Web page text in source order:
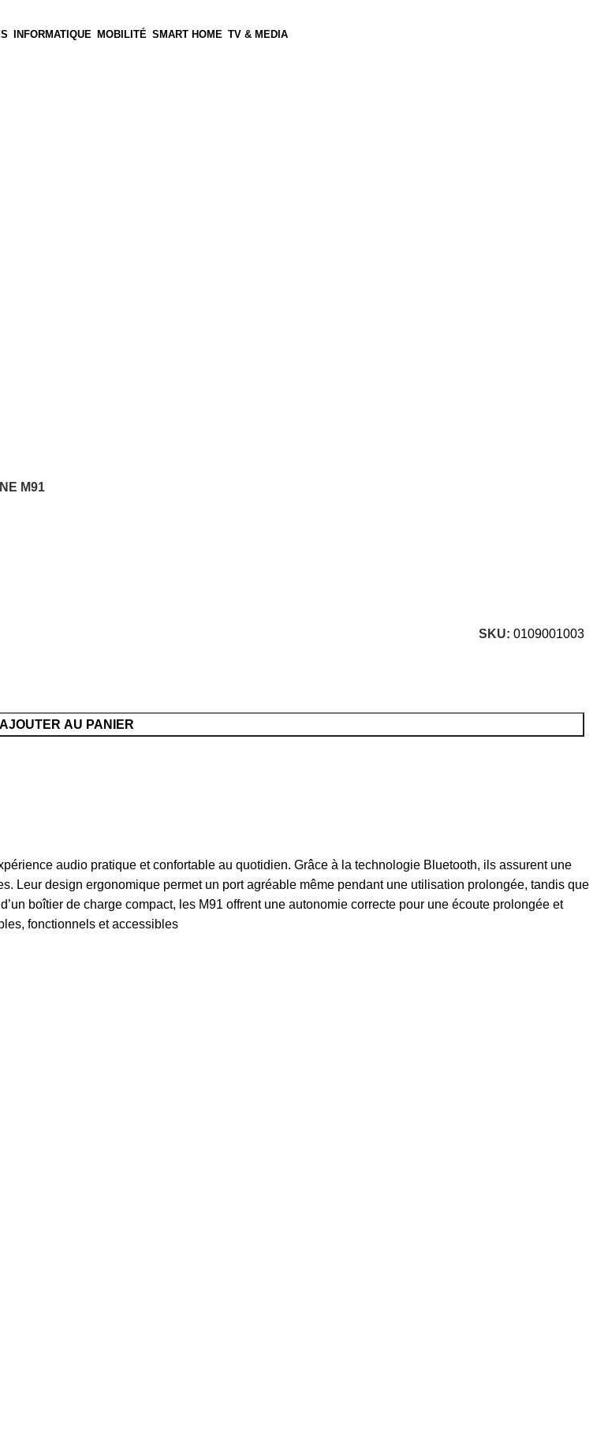
INFORMATIQUE MOBILITÉ SMART HOME TV & MEDIA
M91
SKU:0109001003
AJOUTER AU PANIER
audio pratique et confortable au quotidien. Grâce à la technologie Bluetooth, ils assurent une
Leur design ergonomique permet un port agréable même pendant une utilisation prolongée, tandis que
boîtier de charge compact, les M91 offrent une autonomie correcte pour une écoute prolongée et
fonctionnels et accessibles